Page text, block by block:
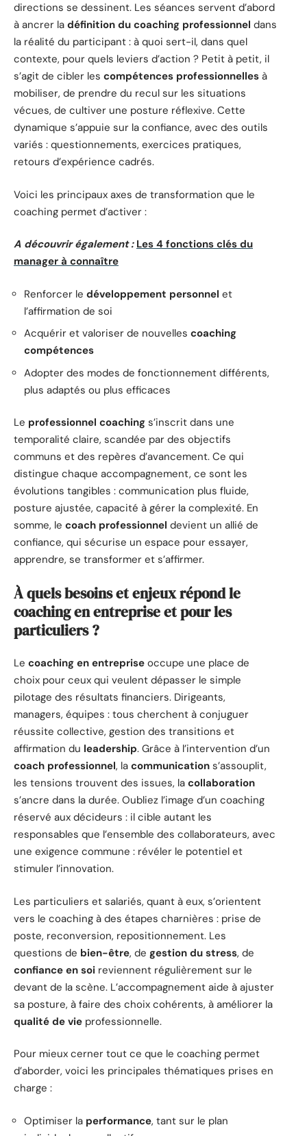
directions se dessinent. Les séances servent d’abord
à ancrer la définition du coaching professionnel dans
la réalité du participant : à quoi sert-il, dans quel
contexte, pour quels leviers d’action ? Petit à petit, il
s’agit de cibler les compétences professionnelles à
mobiliser, de prendre du recul sur les situations
vécues, de cultiver une posture réflexive. Cette
dynamique s’appuie sur la confiance, avec des outils
variés : questionnements, exercices pratiques,
retours d’expérience cadrés.
Voici les principaux axes de transformation que le
coaching permet d’activer :
A découvrir également : Les 4 fonctions clés du
manager à connaître
Renforcer le développement personnel et
l’affirmation de soi
Acquérir et valoriser de nouvelles coaching
compétences
Adopter des modes de fonctionnement différents,
plus adaptés ou plus efficaces
Le professionnel coaching s’inscrit dans une
temporalité claire, scandée par des objectifs
communs et des repères d’avancement. Ce qui
distingue chaque accompagnement, ce sont les
évolutions tangibles : communication plus fluide,
posture ajustée, capacité à gérer la complexité. En
somme, le coach professionnel devient un allié de
confiance, qui sécurise un espace pour essayer,
apprendre, se transformer et s’affirmer.
À quels besoins et enjeux répond le
coaching en entreprise et pour les
particuliers ?
Le coaching en entreprise occupe une place de
choix pour ceux qui veulent dépasser le simple
pilotage des résultats financiers. Dirigeants,
managers, équipes : tous cherchent à conjuguer
réussite collective, gestion des transitions et
affirmation du leadership. Grâce à l’intervention d’un
coach professionnel, la communication s’assouplit,
les tensions trouvent des issues, la collaboration
s’ancre dans la durée. Oubliez l’image d’un coaching
réservé aux décideurs : il cible autant les
responsables que l’ensemble des collaborateurs, avec
une exigence commune : révéler le potentiel et
stimuler l’innovation.
Les particuliers et salariés, quant à eux, s’orientent
vers le coaching à des étapes charnières : prise de
poste, reconversion, repositionnement. Les
questions de bien-être, de gestion du stress, de
confiance en soi reviennent régulièrement sur le
devant de la scène. L’accompagnement aide à ajuster
sa posture, à faire des choix cohérents, à améliorer la
qualité de vie professionnelle.
Pour mieux cerner tout ce que le coaching permet
d’aborder, voici les principales thématiques prises en
charge :
Optimiser la performance, tant sur le plan